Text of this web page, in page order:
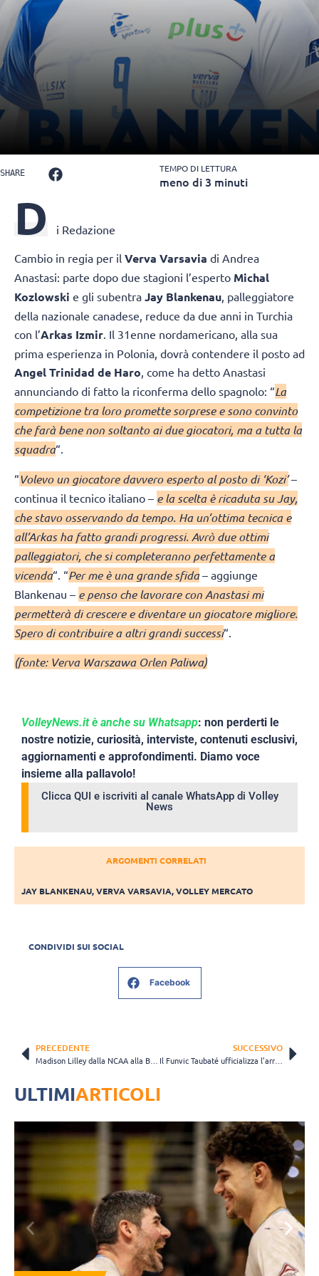
SHARE TEMPO DI LETTURA
meno di 3 minuti
D i Redazione
Cambio in regia per il Verva Varsavia di Andrea
Anastasi: parte dopo due stagioni l’esperto Michal
Kozlowski e gli subentra Jay Blankenau, palleggiatore
della nazionale canadese, reduce da due anni in Turchia
con l’Arkas Izmir. Il 31enne nordamericano, alla sua
prima esperienza in Polonia, dovrà contendere il posto ad
Angel Trinidad de Haro, come ha detto Anastasi
annunciando di fatto la riconferma dello spagnolo: “La
competizione tra loro promette sorprese e sono convinto
che farà bene non soltanto ai due giocatori, ma a tutta la
squadra“.
“Volevo un giocatore davvero esperto al posto di ‘Kozi’–
continua il tecnico italiano – e la scelta è ricaduta su Jay,
che stavo osservando da tempo. Ha un’ottima tecnica e
all’Arkas ha fatto grandi progressi. Avrò due ottimi
palleggiatori, che si completeranno perfettamente a
vicenda“. “Per me è una grande sfida– aggiunge
Blankenau – e penso che lavorare con Anastasi mi
permetterà di crescere e diventare un giocatore migliore.
Spero di contribuire a altri grandi successi“.
(fonte: Verva Warszawa Orlen Paliwa)
VolleyNews.it è anche su Whatsapp: non perderti le
nostre notizie, curiosità, interviste, contenuti esclusivi,
aggiornamenti e approfondimenti. Diamo voce
insieme alla pallavolo!
Clicca QUI e iscriviti al canale WhatsApp di Volley
News
ARGOMENTI CORRELATI
JAY BLANKENAU,VERVA VARSAVIA,VOLLEY MERCATO
CONDIVIDI SUI SOCIAL
Facebook
PRECEDENTE SUCCESSIVO
Il Funvic Taubaté ufficializza l’arrivo di Murilo Radke
ULTIMIARTICOLI